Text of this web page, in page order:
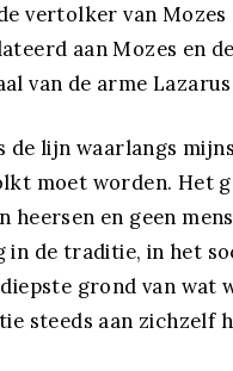
vertolker van
aan Mozes en
van de arme
de lijn waarlangs
moet worden. Het
heersen en geen
in de traditie, in het
grond van
steeds aan zichzelf